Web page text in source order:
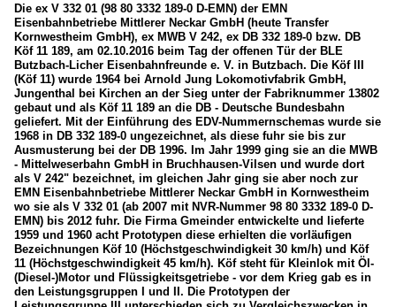
Die ex V 332 01 (98 80 3332 189-0 D-EMN) der EMN
Eisenbahnbetriebe Mittlerer Neckar GmbH (heute Transfer
Kornwestheim GmbH), ex MWB V 242, ex DB 332 189-0 bzw. DB
Köf 11 189, am 02.10.2016 beim Tag der offenen Tür der BLE
Butzbach-Licher Eisenbahnfreunde e. V. in Butzbach. Die Köf III
(Köf 11) wurde 1964 bei Arnold Jung Lokomotivfabrik GmbH,
Jungenthal bei Kirchen an der Sieg unter der Fabriknummer 13802
gebaut und als Köf 11 189 an die DB - Deutsche Bundesbahn
geliefert. Mit der Einführung des EDV-Nummernschemas wurde sie
1968 in DB 332 189-0 ungezeichnet, als diese fuhr sie bis zur
Ausmusterung bei der DB 1996. Im Jahr 1999 ging sie an die MWB
- Mittelweserbahn GmbH in Bruchhausen-Vilsen und wurde dort
als V 242" bezeichnet, im gleichen Jahr ging sie aber noch zur
EMN Eisenbahnbetriebe Mittlerer Neckar GmbH in Kornwestheim
wo sie als V 332 01 (ab 2007 mit NVR-Nummer 98 80 3332 189-0 D-
EMN) bis 2012 fuhr. Die Firma Gmeinder entwickelte und lieferte
1959 und 1960 acht Prototypen diese erhielten die vorläufigen
Bezeichnungen Köf 10 (Höchstgeschwindigkeit 30 km/h) und Köf
11 (Höchstgeschwindigkeit 45 km/h). Köf steht für Kleinlok mit Öl-
(Diesel-)Motor und Flüssigkeitsgetriebe - vor dem Krieg gab es in
den Leistungsgruppen I und II. Die Prototypen der